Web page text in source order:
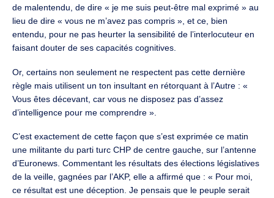
de malentendu, de dire « je me suis peut-être mal exprimé » au
lieu de dire « vous ne m’avez pas compris », et ce, bien
entendu, pour ne pas heurter la sensibilité de l’interlocuteur en
faisant douter de ses capacités cognitives.
Or, certains non seulement ne respectent pas cette dernière
règle mais utilisent un ton insultant en rétorquant à l’Autre : «
Vous êtes décevant, car vous ne disposez pas d’assez
d’intelligence pour me comprendre ».
C’est exactement de cette façon que s’est exprimée ce matin
une militante du parti turc CHP de centre gauche, sur l’antenne
d’Euronews. Commentant les résultats des élections législatives
de la veille, gagnées par l’AKP, elle a affirmé que : « Pour moi,
ce résultat est une déception. Je pensais que le peuple serait